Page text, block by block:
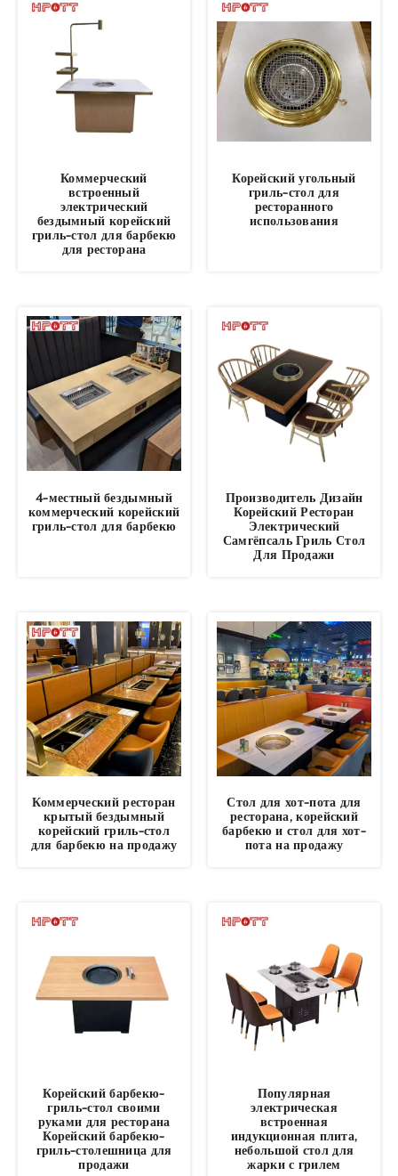
Коммерческий
встроенный
электрический
бездымный корейский
гриль-стол для барбекю
для ресторана
Корейский угольный
гриль-стол для
ресторанного
использования
4-местный бездымный
коммерческий корейский
гриль-стол для барбекю
Производитель Дизайн
Корейский Ресторан
Электрический
Самгёпсаль Гриль Стол
Для Продажи
Коммерческий ресторан
крытый бездымный
корейский гриль-стол
для барбекю на продажу
Стол для хот-пота для
ресторана, корейский
барбекю и стол для хот-
пота на продажу
Корейский барбекю-
гриль-стол своими
руками для ресторана
Корейский барбекю-
гриль-столешница для
продажи
Популярная
электрическая
встроенная
индукционная плита,
небольшой стол для
жарки с грилем